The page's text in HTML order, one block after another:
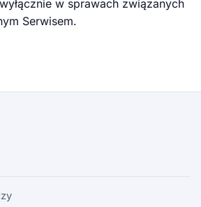
w sprawach związanych
Serwisem.